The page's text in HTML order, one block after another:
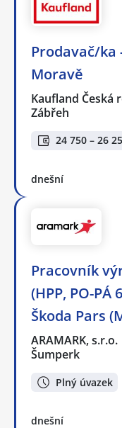
Prodavač/ka
Moravě
Kaufland Česká
Zábřeh
24 750 – 26
dnešní
Pracovník
(HPP, PO-PÁ
Škoda Pars
ARAMARK, s.r.o.
Šumperk
Plný úvazek
dnešní